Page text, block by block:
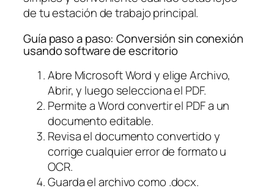
de tu estación de trabajo principal.
Guía paso a paso: Conversión sin conexión
usando software de escritorio
Abre Microsoft Word y elige Archivo,
Abrir, y luego selecciona el PDF.
Permite a Word convertir el PDF a un
documento editable.
Revisa el documento convertido y
corrige cualquier error de formato u
OCR.
Guarda el archivo como .docx.